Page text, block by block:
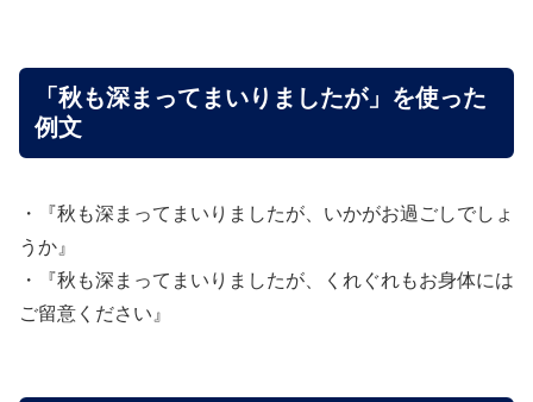
「秋も深まってまいりましたが」を使った
例文
・『秋も深まってまいりましたが、いかがお過ごしでしょ
うか』
・『秋も深まってまいりましたが、くれぐれもお身体には
ご留意ください』